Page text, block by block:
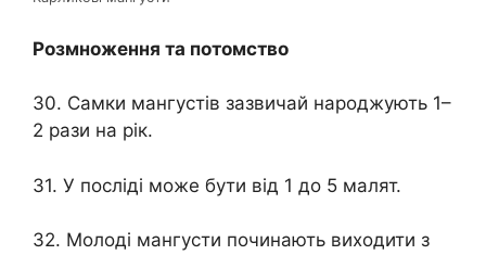
Розмноження та потомство
30. Самки мангустів зазвичай народжують 1–
2 рази на рік.
31. У посліді може бути від 1 до 5 малят.
32. Молоді мангусти починають виходити з